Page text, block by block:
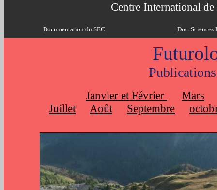
Centre International
Documentation du SEC Doc. Sciences
Janvier et Février
Mars
Juillet
Août Septembre